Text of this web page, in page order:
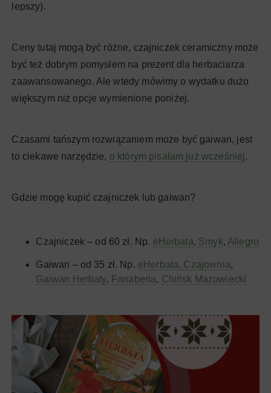
lepszy).
Ceny tutaj mogą być różne, czajniczek ceramiczny może
być też dobrym pomysłem na prezent dla herbaciarza
zaawansowanego. Ale wtedy mówimy o wydatku dużo
większym niż opcje wymienione poniżej.
Czasami tańszym rozwiązaniem może być gaiwan, jest
to ciekawe narzędzie, o którym pisałam już wcześniej.
Gdzie mogę kupić czajniczek lub gaiwan?
Czajniczek – od 60 zł. Np. eHerbata, Smyk, Allegro
Gaiwan – od 35 zł. Np. eHerbata, Czajownia,
Gaiwan Herbaty, Fanaberia, Chińsk Mazowiecki